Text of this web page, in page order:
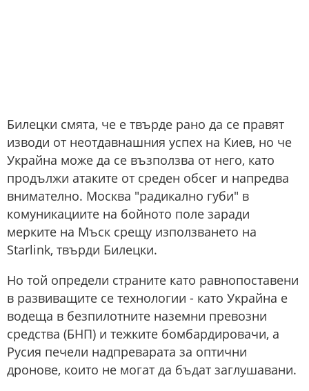
Билецки смята, че е твърде рано да се правят
изводи от неотдавнашния успех на Киев, но че
Украйна може да се възползва от него, като
продължи атаките от среден обсег и напредва
внимателно. Москва "радикално губи" в
комуникациите на бойното поле заради
мерките на Мъск срещу използването на
Starlink, твърди Билецки.
Но той определи страните като равнопоставени
в развиващите се технологии - като Украйна е
водеща в безпилотните наземни превозни
средства (БНП) и тежките бомбардировачи, а
Русия печели надпреварата за оптични
дронове, които не могат да бъдат заглушавани.